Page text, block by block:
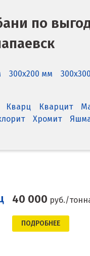
по
300x200 мм
Кварц Кварцит
Хромит
40 000 руб./
ПОДРОБНЕЕ